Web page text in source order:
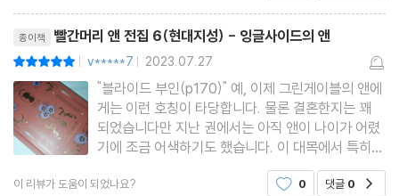
종이책 빨간머리 앤 전집 6(현대지성) - 잉글사이드의 앤
| v*****7 | 2023.07.27
"블라이드 부인(p170)" 예, 이제 그린게이블의 앤에
게는 이런 호칭이 타당합니다. 물론 결혼한지는 꽤
되었습니다만 지난 권에서는 아직 앤이 나이가 어렸
기에 조금 어색하기도 했습니다. 이 대목에서 특히
앤은 길버트의 배우자로서, 또 제법 현숙한 부인으로
서 여러 사람들 사이에서 제 몫을 하고 다니는 의젓
이 리뷰가 도움이 되었나요? 0 댓글 0